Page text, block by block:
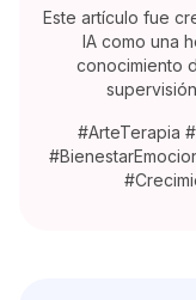
Este artículo fue
IA como una
conocimiento
#ArteTerapia